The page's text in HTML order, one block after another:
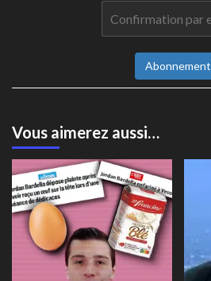
Abonnement
Vous aimerez aussi…